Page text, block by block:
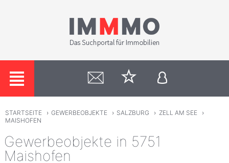
STARTSEITE › GEWERBEOBJEKTE › SALZBURG › ZELL AM SEE
›
MAISHOFEN
Gewerbeobjekte in 5751
Maishofen